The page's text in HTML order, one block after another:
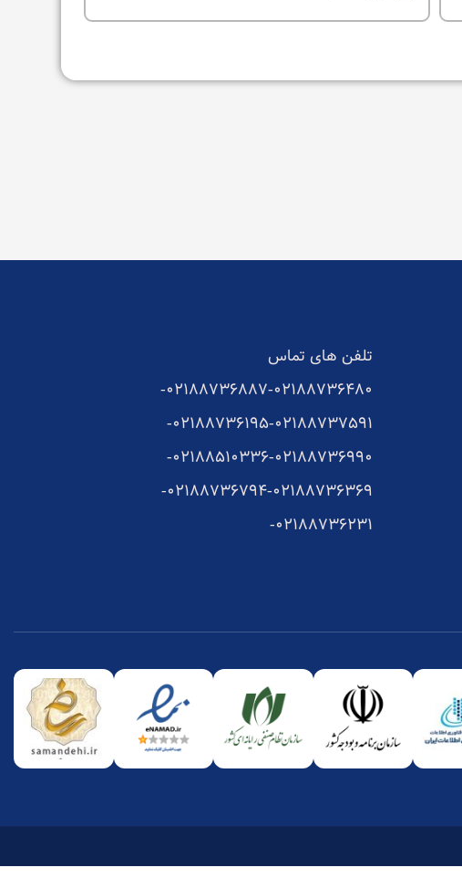
تلفن های تماس
02188736887-02188736480-
02188736195-02188737591-
02188510336-02188736990-
02188736794-02188736369-
02188736231-